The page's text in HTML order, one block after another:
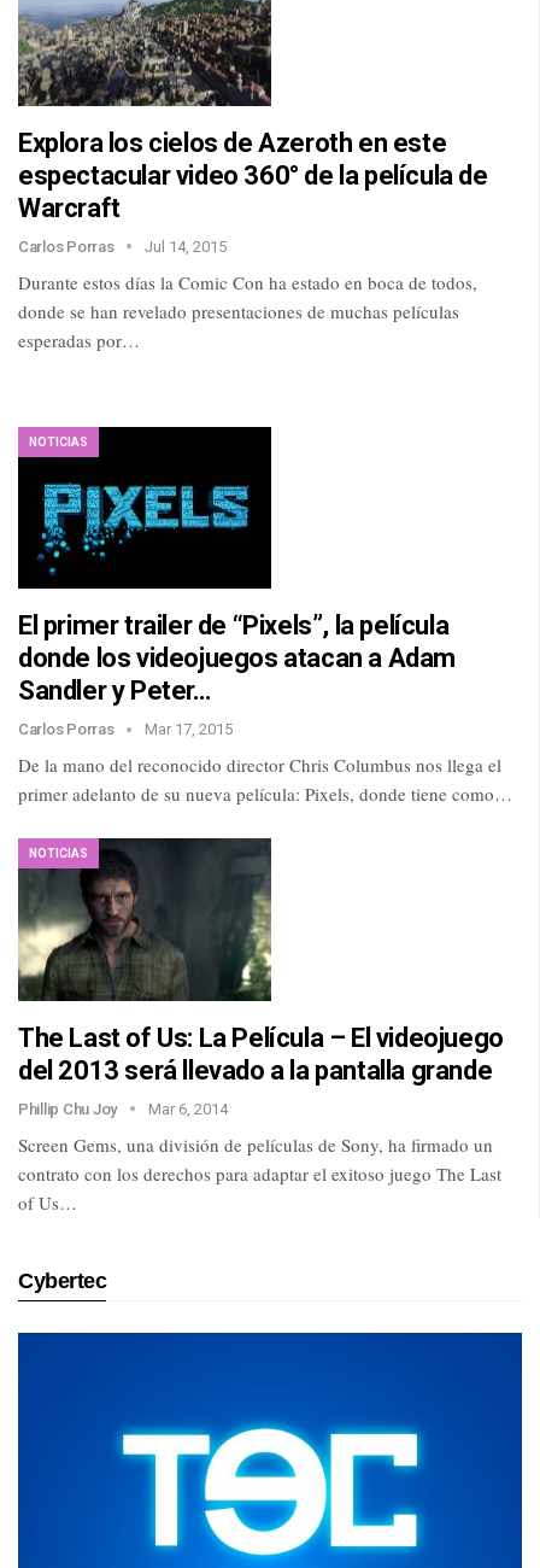
Explora los cielos de Azeroth en este
espectacular video 360° de la película de
Warcraft
Carlos Porras Jul 14, 2015
Durante estos días la Comic Con ha estado en boca de todos,
donde se han revelado presentaciones de muchas películas
esperadas por…
NOTICIAS
El primer trailer de “Pixels”, la película
donde los videojuegos atacan a Adam
Sandler y Peter…
Carlos Porras Mar 17, 2015
De la mano del reconocido director Chris Columbus nos llega el
primer adelanto de su nueva película: Pixels, donde tiene como…
NOTICIAS
The Last of Us: La Película – El videojuego
del 2013 será llevado a la pantalla grande
Phillip Chu Joy Mar 6, 2014
Screen Gems, una división de películas de Sony, ha firmado un
contrato con los derechos para adaptar el exitoso juego The Last
of Us…
Cybertec